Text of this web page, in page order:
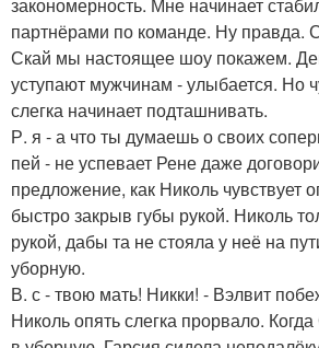
партнёрами по команде. Ну правда.
Скай мы настоящее шоу покажем.
уступают мужчинам - улыбается. Но
слегка начинает подташнивать.
Р. я - а что ты думаешь о своих
пей - не успевает Рене даже
предложение, как Николь чувствует
быстро закрыв губы рукой. Николь
рукой, дабы та не стояла у неё на
уборную.
В. с - твою мать! Никки! - Вэлвит
Николь опять слегка прорвало.